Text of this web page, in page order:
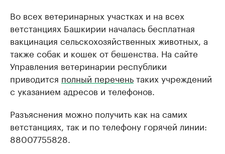
Во всех ветеринарных участках и на всех
ветстанциях Башкирии началась бесплатная
вакцинация сельскохозяйственных животных, а
также собак и кошек от бешенства. На сайте
Управления ветеринарии республики
приводится полный переченьтаких учреждений
с указанием адресов и телефонов.
Разъяснения можно получить как на самих
ветстанциях, так и по телефону горячей линии:
88007755828.